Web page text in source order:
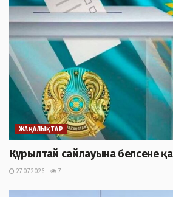
ЖАҢАЛЫҚТАР
Құрылтай сайлауына белсене
27.07.2026 7